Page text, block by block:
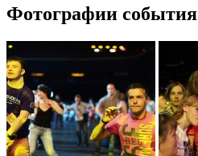
Фотографии события